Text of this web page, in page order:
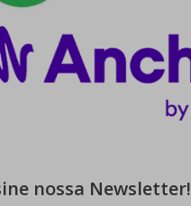
nossa Newsletter!